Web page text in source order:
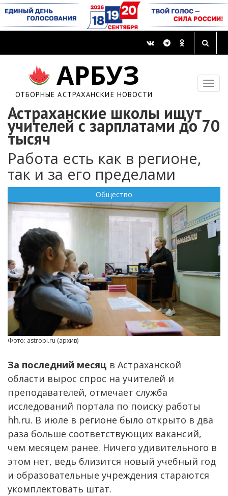
АРБУЗ
ОТБОРНЫЕ АСТРАХАНСКИЕ НОВОСТИ
Астраханские школы ищут
учителей с зарплатами до 70
тысяч
Работа есть как в регионе,
так и за его пределами
Общество
Фото: astrobl.ru (архив)
За последний месяц в Астраханской
области вырос спрос на учителей и
преподавателей, отмечает служба
исследований портала по поиску работы
hh.ru. В июле в регионе было открыто в два
раза больше соответствующих вакансий,
чем месяцем ранее. Ничего удивительного в
этом нет, ведь близится новый учебный год
и образовательные учреждения стараются
укомплектовать штат.